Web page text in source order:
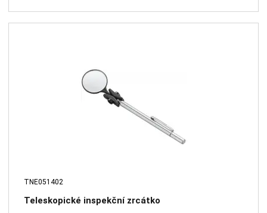
TNE051402
Teleskopické inspekční zrcátko